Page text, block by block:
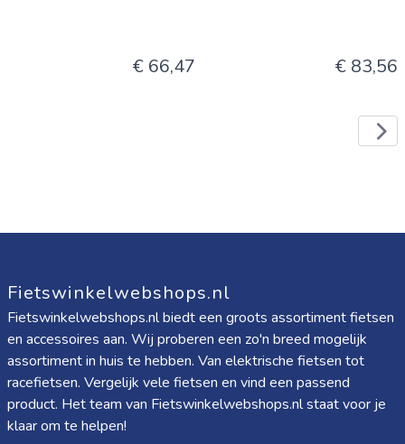
€ 66,47 € 83,56
Fietswinkelwebshops.nl
Fietswinkelwebshops.nl biedt een groots assortiment fietsen
en accessoires aan. Wij proberen een zo'n breed mogelijk
assortiment in huis te hebben. Van elektrische fietsen tot
racefietsen. Vergelijk vele fietsen en vind een passend
product. Het team van Fietswinkelwebshops.nl staat voor je
klaar om te helpen!